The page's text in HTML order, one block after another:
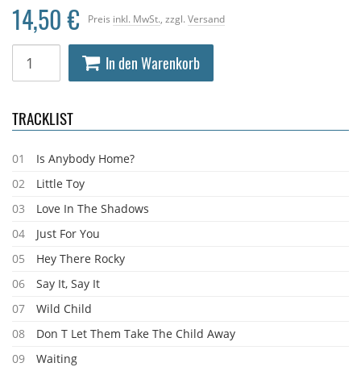
Preis inkl. MwSt. , zzgl. Versand
14,50 €
In den Warenkorb
TRACKLIST
01
Is Anybody Home?
02
Little Toy
03
Love In The Shadows
04
Just For You
05
Hey There Rocky
06
Say It, Say It
07
Wild Child
08
Don T Let Them Take The Child Away
09
Waiting